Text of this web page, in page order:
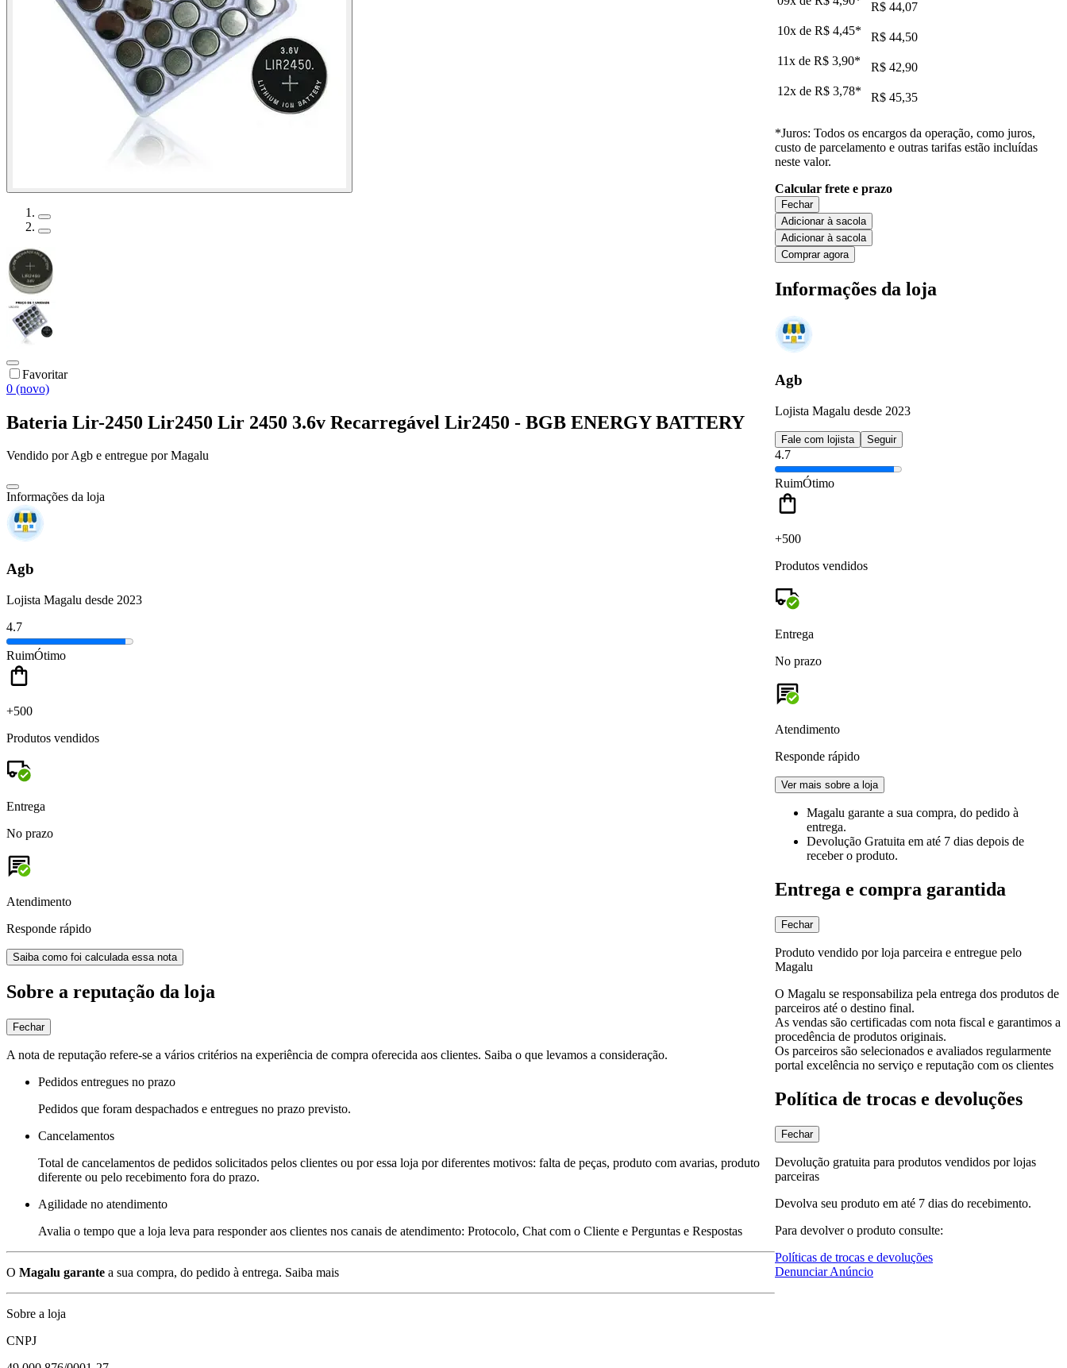
Favoritar
0 (novo)
Bateria Lir-2450 Lir2450 Lir 2450 3.6v Recarregável Lir2450 - BGB ENERGY BATTERY
Vendido porAgb e entregue por Magalu
Informações da loja
Agb
Lojista Magalu desde 2023
4.7
RuimÓtimo
+500
Produtos vendidos
Entrega
No prazo
Atendimento
Responde rápido
Saiba como foi calculada essa nota
Sobre a reputação da loja
Fechar
A nota de reputação refere-se a vários critérios na experiência de compra oferecida aos clientes. Saiba o que levamos a consideração.
Pedidos entregues no prazo
Pedidos que foram despachados e entregues no prazo previsto.
Cancelamentos
Total de cancelamentos de pedidos solicitados pelos clientes ou por essa loja por diferentes motivos: falta de peças, produto com avarias, produto
diferente ou pelo recebimento fora do prazo.
Agilidade no atendimento
Avalia o tempo que a loja leva para responder aos clientes nos canais de atendimento: Protocolo, Chat com o Cliente e Perguntas e Respostas
O Magalu garante a sua compra, do pedido à entrega. Saiba mais
Sobre a loja
CNPJ
R$ 44,07
10x de R$ 4,45*
R$ 44,50
11x de R$ 3,90*
R$ 42,90
12x de R$ 3,78* R$ 45,35
*Juros: Todos os encargos da operação, como juros,
custo de parcelamento e outras tarifas estão incluídas
neste valor.
Calcular frete e prazo
Fechar
Adicionar à sacola
Adicionar à sacola
Comprar agora
Informações da loja
Agb
Lojista Magalu desde 2023
Fale com lojista Seguir
4.7
RuimÓtimo
+500
Produtos vendidos
Entrega
No prazo
Atendimento
Responde rápido
Ver mais sobre a loja
Magalu garante a sua compra, do pedido à
entrega.
Devolução Gratuita em até 7 dias depois de
receber o produto.
Entrega e compra garantida
Fechar
Produto vendido por loja parceira e entregue pelo
Magalu
O Magalu se responsabiliza pela entrega dos produtos de
parceiros até o destino final.
As vendas são certificadas com nota fiscal e garantimos a
procedência de produtos originais.
Os parceiros são selecionados e avaliados regularmente
portal excelência no serviço e reputação com os clientes
Política de trocas e devoluções
Fechar
Devolução gratuita para produtos vendidos por lojas
parceiras
Devolva seu produto em até 7 dias do recebimento.
Para devolver o produto consulte:
Políticas de trocas e devoluções
Denunciar Anúncio